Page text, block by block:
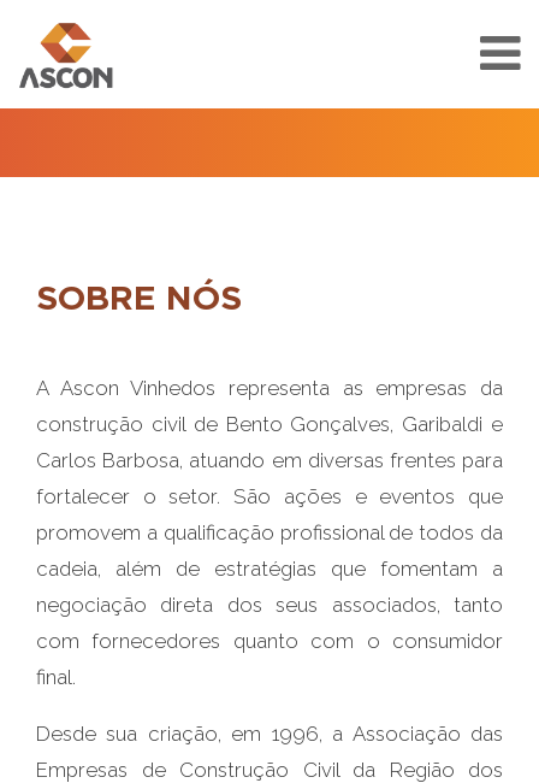
SOBRE NÓS
A Ascon Vinhedos representa as empresas da
construção civil de Bento Gonçalves, Garibaldi e
Carlos Barbosa, atuando em diversas frentes para
fortalecer o setor. São ações e eventos que
promovem a qualificação profissional de todos da
cadeia, além de estratégias que fomentam a
negociação direta dos seus associados, tanto
com fornecedores quanto com o consumidor
final.
Desde sua criação, em 1996, a Associação das
Empresas de Construção Civil da Região dos